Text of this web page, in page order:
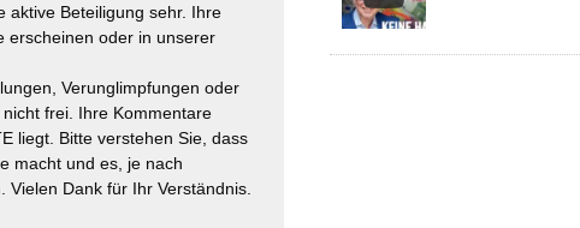
aktive Beteiligung sehr. Ihre
erscheinen oder in unserer
Verunglimpfungen oder
frei. Ihre Kommentare
liegt. Bitte verstehen Sie, dass
macht und es, je nach
Dank für Ihr Verständnis.